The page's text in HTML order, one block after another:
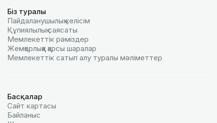
Біз туралы
Пайдаланушылық келiciм
Құпиялылық саясаты
Мемлекеттік рәміздер
Жемқорлыққа қарсы шаралар
Мемлекеттік сатып алу туралы мәлiметтер
Басқалар
Сайт картасы
Байланыс